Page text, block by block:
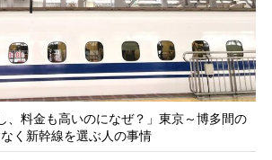
、料金も高いのになぜ？」東京～博多間の
く新幹線を選ぶ人の事情